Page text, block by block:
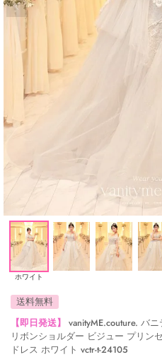
ホワイト
送料無料
【即日発送】 vanityME.couture. バ
リボンショルダー ビジュー プリン
ドレス ホワイト vctr-t-24105